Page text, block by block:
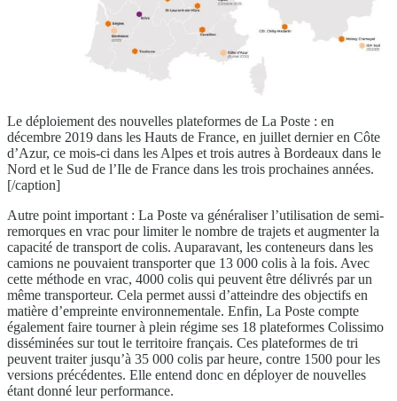
Le déploiement des nouvelles plateformes de La Poste : en
décembre 2019 dans les Hauts de France, en juillet dernier en Côte
d’Azur, ce mois-ci dans les Alpes et trois autres à Bordeaux dans le
Nord et le Sud de l’Ile de France dans les trois prochaines années.
[/caption]
Autre point important : La Poste va généraliser l’utilisation de semi-
remorques en vrac pour limiter le nombre de trajets et augmenter la
capacité de transport de colis. Auparavant, les conteneurs dans les
camions ne pouvaient transporter que 13 000 colis à la fois. Avec
cette méthode en vrac, 4000 colis qui peuvent être délivrés par un
même transporteur. Cela permet aussi d’atteindre des objectifs en
matière d’empreinte environnementale. Enfin, La Poste compte
également faire tourner à plein régime ses 18 plateformes Colissimo
disséminées sur tout le territoire français. Ces plateformes de tri
peuvent traiter jusqu’à 35 000 colis par heure, contre 1500 pour les
versions précédentes. Elle entend donc en déployer de nouvelles
étant donné leur performance.